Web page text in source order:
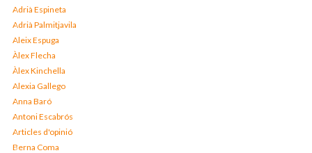
Adrià Espineta
Adrià Palmitjavila
Aleix Espuga
Àlex Flecha
Àlex Kinchella
Alexia Gallego
Anna Baró
Antoni Escabrós
Articles d'opinió
Berna Coma